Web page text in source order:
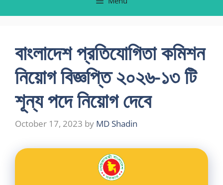
বাংলাদেশ প্রতিযোগিতা কমিশন
নিয়োগ বিজ্ঞপ্তি ২০২৬-১৩ টি
শূন্য পদে নিয়োগ দেবে
October 17, 2023 by MD Shadin